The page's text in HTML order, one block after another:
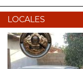
LOCALES